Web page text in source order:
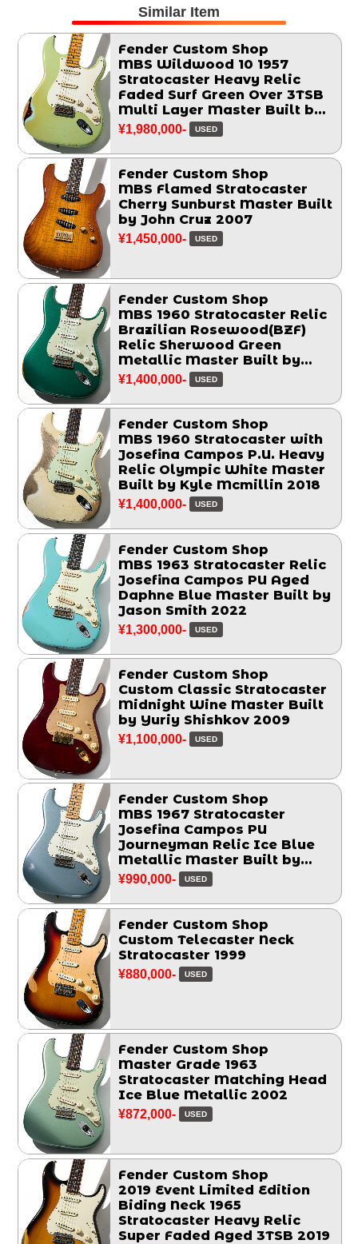
Similar Item
Fender Custom Shop
MBS Wildwood 10 1957
Stratocaster Heavy Relic
Faded Surf Green Over 3TSB
Multi Layer Master Built by
John Cruz 2014
¥1,980,000- USED
Fender Custom Shop
MBS Flamed Stratocaster
Cherry Sunburst Master Built
by John Cruz 2007
¥1,450,000- USED
Fender Custom Shop
MBS 1960 Stratocaster Relic
Brazilian Rosewood(BZF)
Relic Sherwood Green
Metallic Master Built by
Chris Fleming 2006
¥1,400,000- USED
Fender Custom Shop
MBS 1960 Stratocaster with
Josefina Campos P.U. Heavy
Relic Olympic White Master
Built by Kyle Mcmillin 2018
¥1,400,000- USED
Fender Custom Shop
MBS 1963 Stratocaster Relic
Josefina Campos PU Aged
Daphne Blue Master Built by
Jason Smith 2022
¥1,300,000- USED
Fender Custom Shop
Custom Classic Stratocaster
Midnight Wine Master Built
by Yuriy Shishkov 2009
¥1,100,000- USED
Fender Custom Shop
MBS 1967 Stratocaster
Josefina Campos PU
Journeyman Relic Ice Blue
Metallic Master Built by
Greg Fessler 2017
¥990,000- USED
Fender Custom Shop
Custom Telecaster Neck
Stratocaster 1999
¥880,000- USED
Fender Custom Shop
Master Grade 1963
Stratocaster Matching Head
Ice Blue Metallic 2002
¥872,000- USED
Fender Custom Shop
2019 Event Limited Edition
Biding Neck 1965
Stratocaster Heavy Relic
Super Faded Aged 3TSB 2019